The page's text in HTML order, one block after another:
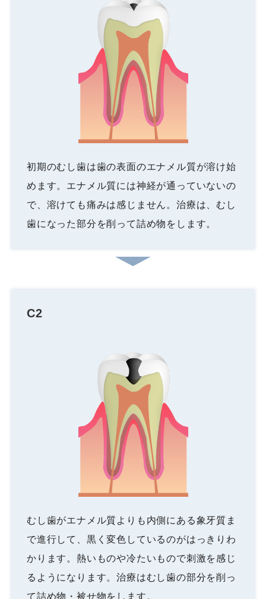
初期のむし歯は歯の表面のエナメル質が溶け始
めます。エナメル質には神経が通っていないの
で、溶けても痛みは感じません。治療は、むし
歯になった部分を削って詰め物をします。
C2
むし歯がエナメル質よりも内側にある象牙質ま
で進行して、黒く変色しているのがはっきりわ
かります。熱いものや冷たいもので刺激を感じ
るようになります。治療はむし歯の部分を削っ
て詰め物・被せ物をします。